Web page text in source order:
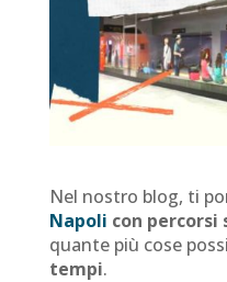
Nel nostro blog, ti
Napoli con
quante più cose
tempi.